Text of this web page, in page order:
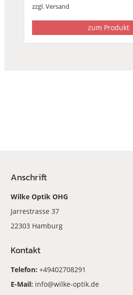
zzgl.Versand
zum Produkt
Anschrift
Wilke Optik OHG
Jarrestrasse 37
22303 Hamburg
Kontakt
Telefon:+49402708291
E-Mail: info@wilke-optik.de